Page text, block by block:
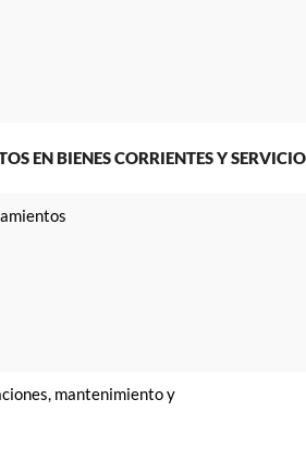
EN BIENES CORRIENTES Y
mantenimiento y